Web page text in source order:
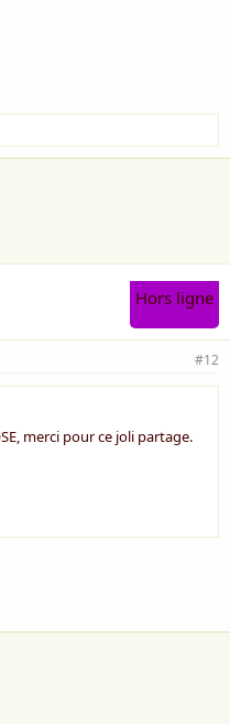
Hors ligne
#12
merci pour ce joli partage.